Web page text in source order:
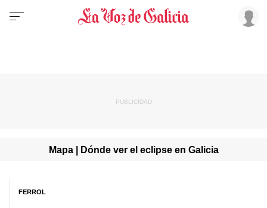
Mapa | Dónde ver el eclipse en Galicia
FERROL